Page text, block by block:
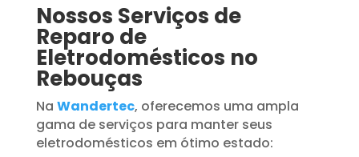
Nossos Serviços de
Reparo de
Eletrodomésticos no
Rebouças
Na Wandertec, oferecemos uma ampla
gama de serviços para manter seus
eletrodomésticos em ótimo estado: